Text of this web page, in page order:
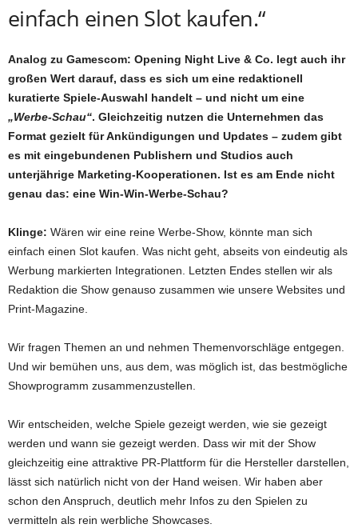
einfach einen Slot kaufen.“
Analog zu Gamescom: Opening Night Live & Co. legt auch ihr
großen Wert darauf, dass es sich um eine redaktionell
kuratierte Spiele-Auswahl handelt – und nicht um eine
„Werbe-Schau“. Gleichzeitig nutzen die Unternehmen das
Format gezielt für Ankündigungen und Updates – zudem gibt
es mit eingebundenen Publishern und Studios auch
unterjährige Marketing-Kooperationen. Ist es am Ende nicht
genau das: eine Win-Win-Werbe-Schau?
Klinge: Wären wir eine reine Werbe-Show, könnte man sich
einfach einen Slot kaufen. Was nicht geht, abseits von eindeutig als
Werbung markierten Integrationen. Letzten Endes stellen wir als
Redaktion die Show genauso zusammen wie unsere Websites und
Print-Magazine.
Wir fragen Themen an und nehmen Themenvorschläge entgegen.
Und wir bemühen uns, aus dem, was möglich ist, das bestmögliche
Showprogramm zusammenzustellen.
Wir entscheiden, welche Spiele gezeigt werden, wie sie gezeigt
werden und wann sie gezeigt werden. Dass wir mit der Show
gleichzeitig eine attraktive PR-Plattform für die Hersteller darstellen,
lässt sich natürlich nicht von der Hand weisen. Wir haben aber
schon den Anspruch, deutlich mehr Infos zu den Spielen zu
vermitteln als rein werbliche Showcases.